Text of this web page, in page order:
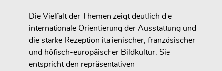
Die Vielfalt der Themen zeigt deutlich die
internationale Orientierung der Ausstattung und
die starke Rezeption italienischer, französischer
und höfisch-europäischer Bildkultur. Sie
entspricht den repräsentativen